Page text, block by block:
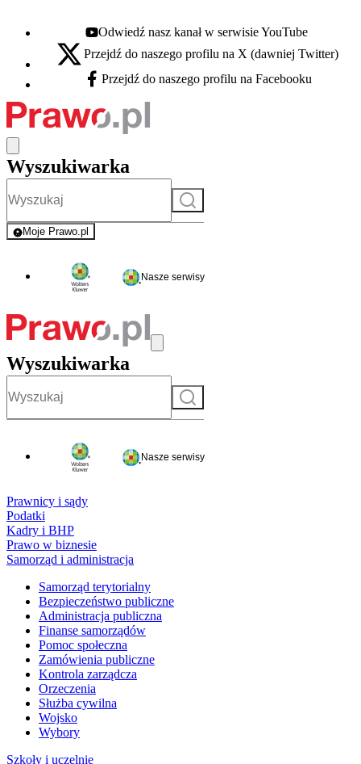
Youtube - otwiera się w nowej karcie
Odwiedź nasz kanał w serwisie YouTube
X - otwiera się w nowej karcie
Przejdź do naszego profilu na X (dawniej Twitter)
Facebook - otwiera się w nowej karcie
Przejdź do naszego profilu na Facebooku
Wyszukiwarka
Szukaj
Moje Prawo.pl
- rejestracja i logowanie do serwisu
Nasze serwisy
Wyszukiwarka
Szukaj
Nasze serwisy
Prawnicy i sądy
Podatki
Kadry i BHP
Prawo w biznesie
Samorząd i administracja
Samorząd terytorialny
Bezpieczeństwo publiczne
Administracja publiczna
Finanse samorządów
Pomoc społeczna
Zamówienia publiczne
Kontrola zarządcza
Orzeczenia
Służba cywilna
Wojsko
Wybory
Szkoły i uczelnie